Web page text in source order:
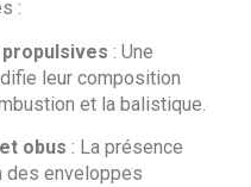
:
: Une
leur composition
et la balistique.
obus : La présence
des enveloppes